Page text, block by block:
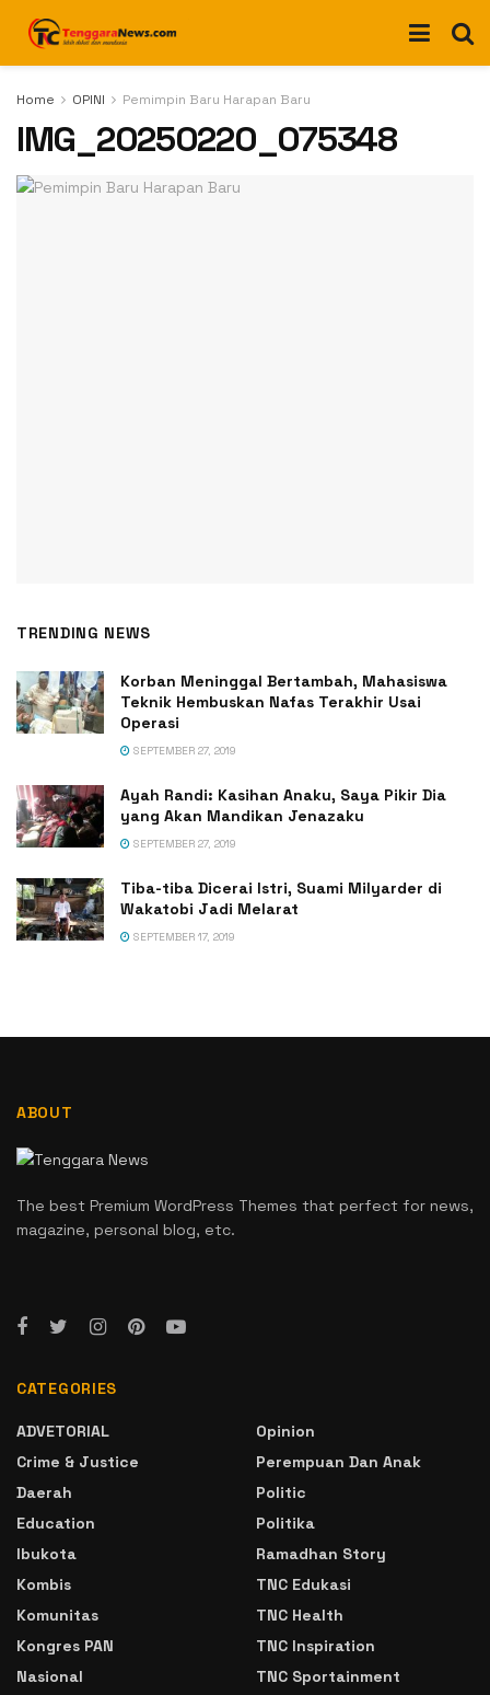
Home OPINI Pemimpin Baru Harapan Baru
IMG_20250220_075348
TRENDING NEWS
Korban Meninggal Bertambah, Mahasiswa
Teknik Hembuskan Nafas Terakhir Usai
Operasi
SEPTEMBER 27, 2019
Ayah Randi: Kasihan Anaku, Saya Pikir Dia
yang Akan Mandikan Jenazaku
SEPTEMBER 27, 2019
Tiba-tiba Dicerai Istri, Suami Milyarder di
Wakatobi Jadi Melarat
SEPTEMBER 17, 2019
ABOUT
The best Premium WordPress Themes that perfect for news,
magazine, personal blog, etc.
CATEGORIES
ADVETORIAL
Crime & Justice
Daerah
Education
Ibukota
Kombis
Komunitas
Kongres PAN
Nasional
Opinion
Perempuan Dan Anak
Politic
Politika
Ramadhan Story
TNC Edukasi
TNC Health
TNC Inspiration
TNC Sportainment